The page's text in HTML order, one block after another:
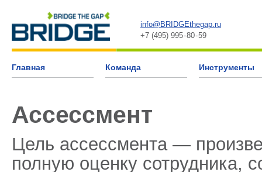
info@BRIDGEthegap.ru
+7 (495) 995 - 80 - 59
Главная Команда Инструменты
Ассессмент
Цель ассессмента —
полную оценку сотрудника,